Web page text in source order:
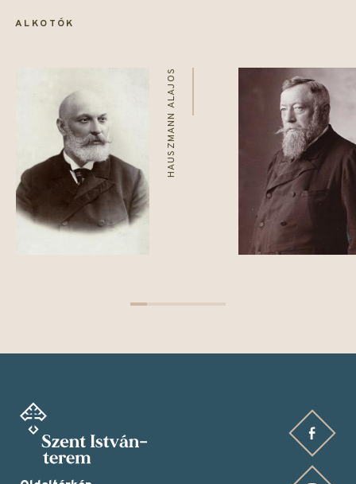
ALKOTÓK
HAUSZMANN ALAJOS
Facebook oldalunk